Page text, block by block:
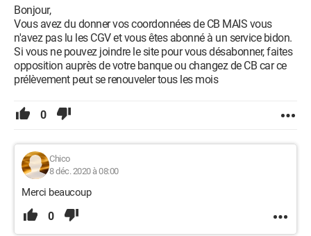
Bonjour,
Vous avez du donner vos coordonnées de CB MAIS vous
n'avez pas lu les CGV et vous êtes abonné à un service bidon.
Si vous ne pouvez joindre le site pour vous désabonner, faites
opposition auprès de votre banque ou changez de CB car ce
prélèvement peut se renouveler tous les mois
0
Chico
8 déc. 2020 à 08:00
Merci beaucoup
0